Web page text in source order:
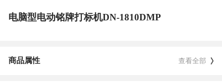
电脑型电动铭牌打标机DN-1810DMP
商品属性 查看全部